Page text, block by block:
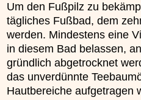
Um den Fußpilz zu
tägliches Fußbad, dem
werden. Mindestens eine
in diesem Bad belassen,
gründlich abgetrocknet
das unverdünnte
Hautbereiche aufgetragen